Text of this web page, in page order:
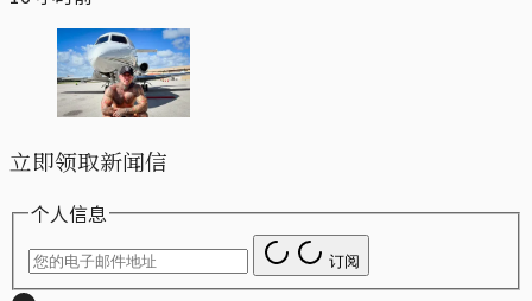
立即领取新闻信
个人信息
订阅